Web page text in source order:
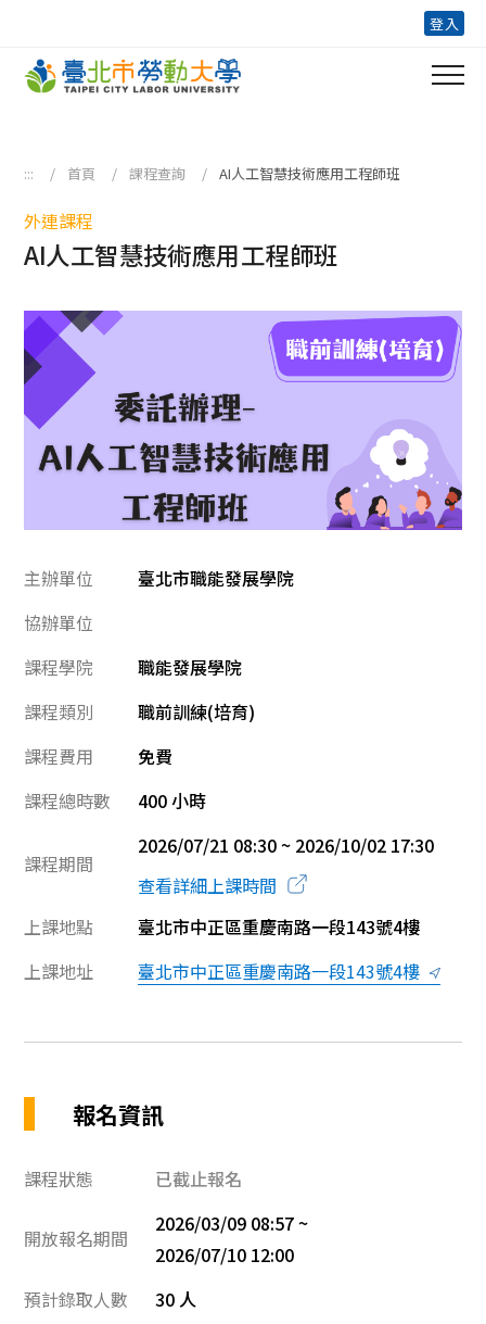
登入
::: 首頁 課程查詢 AI人工智慧技術應用工程師班
外連課程
AI人工智慧技術應用工程師班
主辦單位
臺北市職能發展學院
協辦單位
課程學院
職能發展學院
課程類別
職前訓練(培育)
課程費用
免費
課程總時數
400 小時
課程期間
2026/07/21 08:30 ~ 2026/10/02 17:30
查看詳細上課時間
上課地點
臺北市中正區重慶南路一段143號4樓
上課地址
臺北市中正區重慶南路一段143號4樓
報名資訊
課程狀態 已截止報名
開放報名期間
2026/03/09 08:57 ~
2026/07/10 12:00
預計錄取人數
30 人